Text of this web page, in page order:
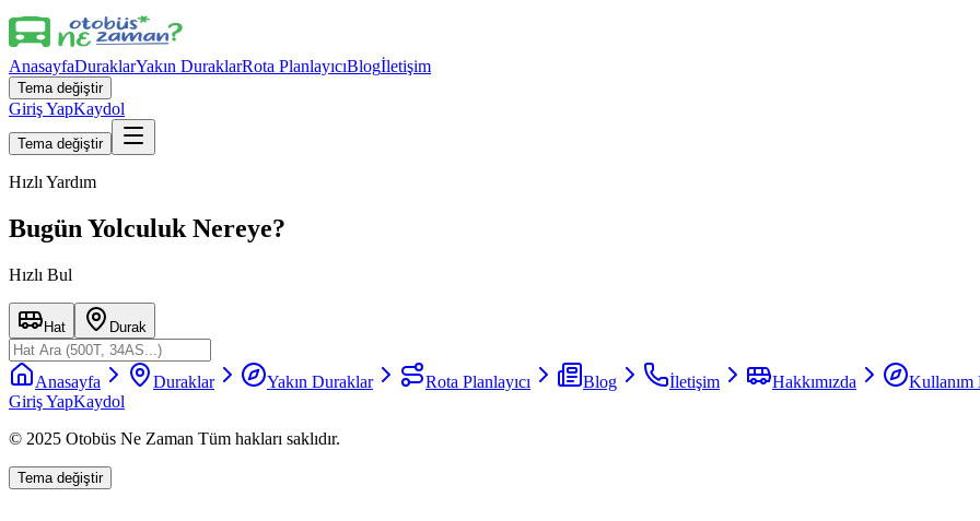
AnasayfaDuraklarYakın DuraklarRota PlanlayıcıBlogİletişim
Tema değiştir
Giriş YapKaydol
Tema değiştir
Hızlı Yardım
Bugün Yolculuk Nereye?
Hızlı Bul
Hat Durak
Anasayfa Duraklar Yakın Duraklar Rota Planlayıcı Blog İletişim Hakkımızda
Kullanım
Giriş YapKaydol
© 2025 Otobüs Ne Zaman Tüm hakları saklıdır.
Tema değiştir